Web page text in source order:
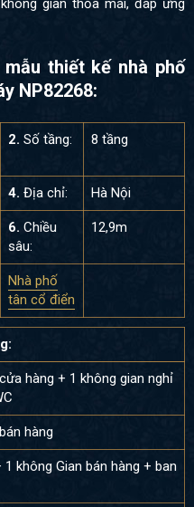
thiết kế nhà phố
NP82268:
2. Số tầng: 8 tầng
4. Địa chỉ: Hà Nội
6. Chiều
sâu:
12,9m
Nhà phố
tân cổ điển
hàng + 1 không gian nghỉ
hàng
1 không Gian bán hàng + ban